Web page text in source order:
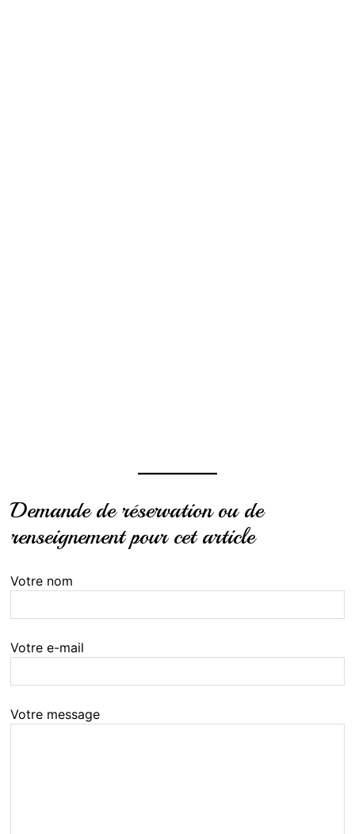
Demande de réservation ou de
renseignement pour cet article
Votre nom
Votre e-mail
Votre message